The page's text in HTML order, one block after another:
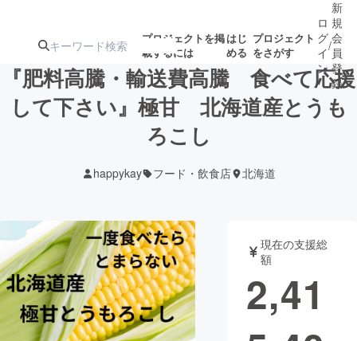
プロジェクトを掲
載するには
はじ
める
プロジェクト
をさがす
注目の新着プロ 募集終了が近いプ
テクノロジー・ガジェット
映像・映画 書籍・雑誌
ロ
グ
イ
ン
/
新
規
会
員
登
録
『肥料高騰・輸送費高騰 食べて応援
して下さい』極甘 北海道産とうも
ろこし
happykay フード・飲食店 北海道
現在の支援総
額
2,41